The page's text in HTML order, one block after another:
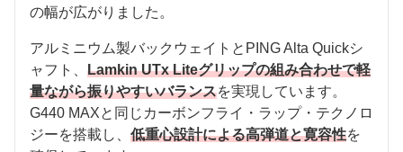
の幅が広がりました。
アルミニウム製バックウェイトとPING Alta Quickシ
ャフト、 Lamkin UTx Liteグリップの組み合わせで軽
量ながら振りやすいバランスを実現しています。
G440 MAXと同じカーボンフライ・ラップ・テクノロ
ジーを搭載し、 低重心設計による高弾道と寛容性を